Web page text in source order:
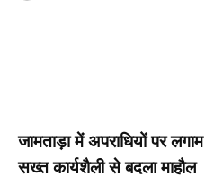
जामताड़ा में अपराधियों पर
सख्त कार्यशैली से बदला माहौल